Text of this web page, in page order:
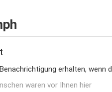
erhalten, wenn
waren vor Ihnen hier